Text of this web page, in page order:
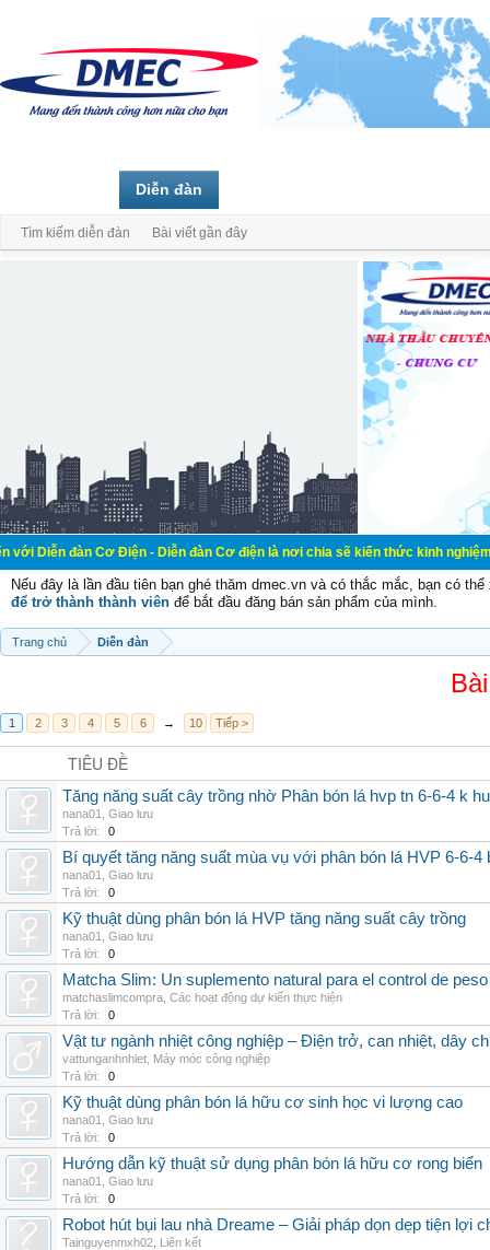
Cơ Điện - Diễn đàn Cơ điện là nơi chia sẽ kiến thức kinh nghiệm trong
Nếu đây là lần đầu tiên bạn ghé thăm dmec.vn và có thắc mắc, bạn có
để trở thành thành viên để bắt đầu đăng bán sản phẩm của mình.
Trang chủ Diễn đàn
1 2 3 4 5 6 → 10 Tiếp >
TIÊU ĐỀ
Tăng năng suất cây trồng nhờ Phân bón lá hvp tn 6-6-4 k
nana01
Giao lưu
Trả lời:
0
Bí quyết tăng năng suất mùa vụ với phân bón lá HVP 6-6-4
nana01
Giao lưu
Trả lời:
0
Kỹ thuật dùng phân bón lá HVP tăng năng suất cây trồng
nana01
Giao lưu
Trả lời:
0
Matcha Slim: Un suplemento natural para el control de peso
matchaslimcompra Các hoạt động dự kiến thực hiện
Trả lời:
0
Vật tư ngành nhiệt công nghiệp – Điện trở, can nhiệt, dây
vattunganhnhiet Máy móc công nghiệp
Trả lời:
0
Kỹ thuật dùng phân bón lá hữu cơ sinh học vi lượng cao
nana01
Giao lưu
Trả lời:
0
Hướng dẫn kỹ thuật sử dụng phân bón lá hữu cơ rong biển
nana01
Giao lưu
Trả lời:
0
Robot hút bụi lau nhà Dreame – Giải pháp dọn dẹp tiện lợi
Tainguyenmxh02 Liên kết
Diễn đàn
Tìm kiếm diễn đàn Bài viết gần đây